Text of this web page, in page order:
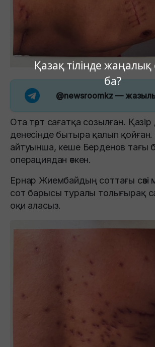
Қазақ тілінде
ба?
@newsroomkz —
Ота төрт сағатқа созылған.
денесінде бытыра қалып қойған.
айтуынша, кеше Берденов тағы
операциядан өткен.
Ернар Жиембайдың соттағы сөзі
сот барысы туралы толығырақ
оқи аласыз.